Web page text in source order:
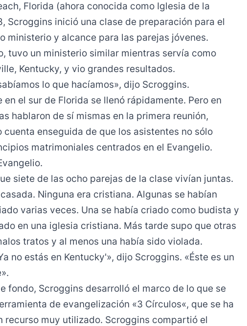
Florida (ahora conocida como Iglesia de la
Scroggins inició una clase de preparación para el
ministerio y alcance para las parejas jóvenes.
tuvo un ministerio similar mientras servía como
Kentucky, y vio grandes resultados.
lo que hacíamos», dijo Scroggins.
en el sur de Florida se llenó rápidamente. Pero en
hablaron de sí mismas en la primera reunión,
cuenta enseguida de que los asistentes no sólo
matrimoniales centrados en el Evangelio.
siete de las ocho parejas de la clase vivían juntas.
Ninguna era cristiana. Algunas se habían
varias veces. Una se había criado como budista y
en una iglesia cristiana. Más tarde supo que otras
tratos y al menos una había sido violada.
no estás en Kentucky'», dijo Scroggins. «Éste es un
fondo, Scroggins desarrolló el marco de lo que se
de evangelización «3 Círculos«, que se ha
recurso muy utilizado. Scroggins compartió el